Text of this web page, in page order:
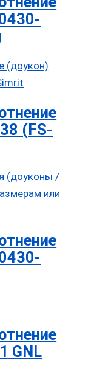
(FS-
GNL